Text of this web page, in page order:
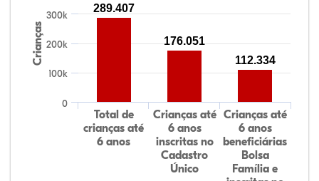
Crianças
Total de
crianças até
6 anos
Crianças até
6 anos
inscritas no
Cadastro
Único
Crianças até
6 anos
beneficiárias
Bolsa
Família e
0
100k
200k
300k
289.407
176.051
112.334